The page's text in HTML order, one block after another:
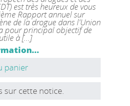
est très heureux de vous
Rapport annuel sur
de la drogue dans l'Union
pour principal objectif de
à [...]
panier
sur cette notice.